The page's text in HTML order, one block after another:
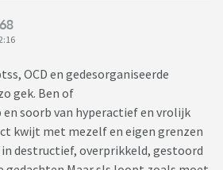
OCD en gedesorganiseerde
gek. Ben of
soorb van hyperactief en vrolijk
kwijt met mezelf en eigen grenzen
destructief, overprikkeld, gestoord